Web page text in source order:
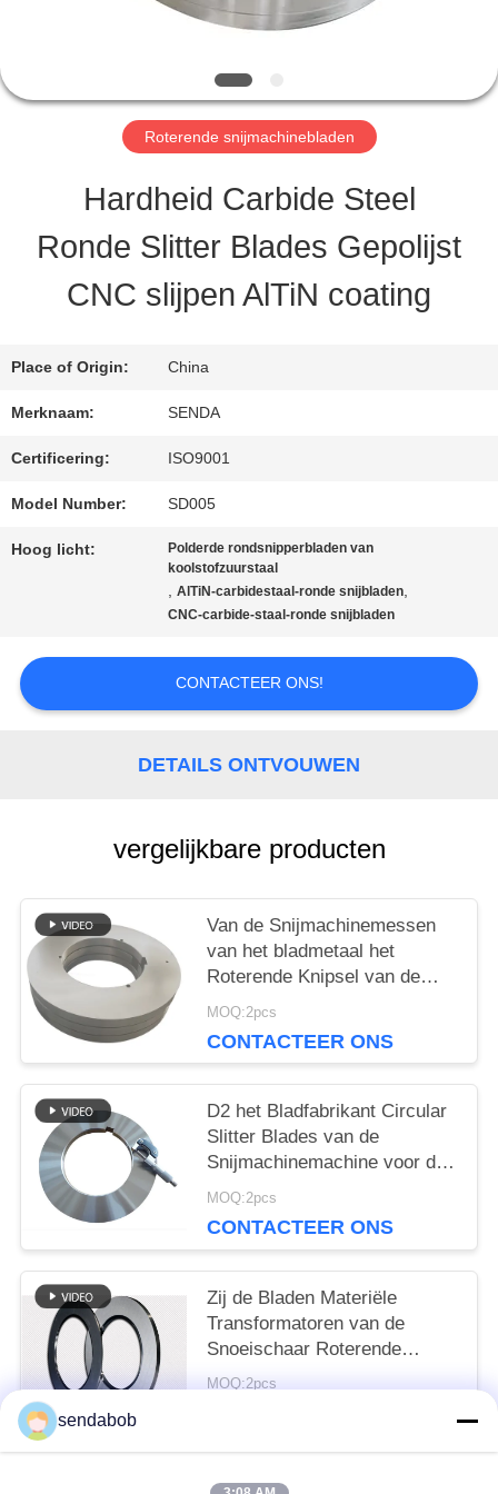
KWALITEITSCONTROLE
NIEUWS
GEVALLEN
EEN
OFFERTE
SITEMAP
PRIVACYBELEID
Roterende snijmachinebladen
Hardheid Carbide Steel
Ronde Slitter Blades Gepolijst
CNC slijpen AlTiN coating
Place of Origin: China
Merknaam: SENDA
Certificering: ISO9001
Model Number: SD005
Hoog licht:
Polderde rondsnipperbladen van
koolstofzuurstaal
,AlTiN-carbidestaal-ronde snijbladen,
CNC-carbide-staal-ronde snijbladen
CONTACTEER ONS!
DETAILS ONTVOUWEN
vergelijkbare producten
Van de Snijmachinemessen
van het bladmetaal het
Roterende Knipsel van de
Fabrikantenfor aluminum foil
MOQ:2pcs
CONTACTEER ONS
D2 het Bladfabrikant Circular
Slitter Blades van de
Snijmachinemachine voor de
Lijn van de Blikdeklaag
MOQ:2pcs
CONTACTEER ONS
Zij de Bladen Materiële
Transformatoren van de
Snoeischaar Roterende
Snijmachine Rolling
MOQ:2pcs
sendabob